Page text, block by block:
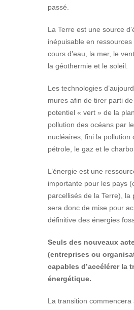
passé.
La Terre est une source
inépuisable en
cours d’eau, la mer, le
la géothermie et le soleil.
Les technologies
mures afin de tirer parti
potentiel « vert » de la
pollution des océans par
nucléaires, fini la pollution
pétrole, le gaz et le
L’énergie est une
importante pour les pays
parcellisés de la Terre), la
sera donc de mise pour
définitive des énergies
Seuls des nouveaux
(entreprises ou
capables d’accélérer la
énergétique.
La transition commencera